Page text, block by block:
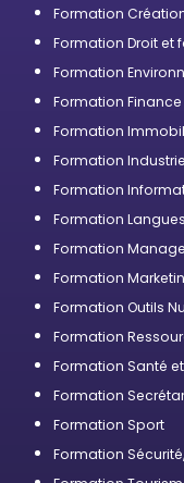
Formation
Formation Droit et
Formation
Formation Finance
Formation
Formation
Formation
Formation Langues
Formation
Formation
Formation Outils
Formation
Formation Santé
Formation
Formation Sport
Formation